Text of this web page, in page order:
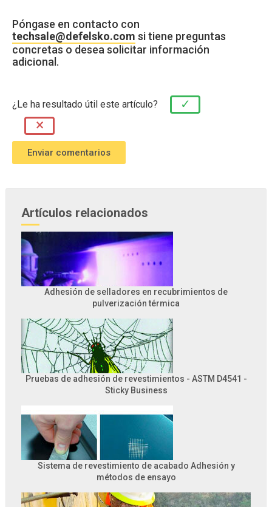
Póngase en contacto con
techsale@defelsko.com si tiene preguntas
concretas o desea solicitar información
adicional.
¿Le ha resultado útil este artículo? ✓
×
Artículos relacionados
Adhesión de selladores en recubrimientos de
pulverización térmica
Pruebas de adhesión de revestimientos - ASTM D4541 -
Sticky Business
Sistema de revestimiento de acabado Adhesión y
métodos de ensayo